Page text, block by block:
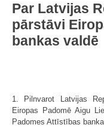
Par Latvijas
pārstāvi
bankas valdē
1. Pilnvarot Latvijas
Eiropas Padomē Aigu
Padomes Attīstības